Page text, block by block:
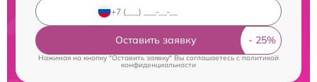
Оставить заявку
Нажимая на кнопку "Оставить заявку" Вы соглашаетесь c политикой
конфиденциальности